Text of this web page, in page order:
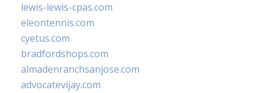
lewis-lewis-cpas.com
eleontennis.com
cyetus.com
bradfordshops.com
almadenranchsanjose.com
advocatevijay.com